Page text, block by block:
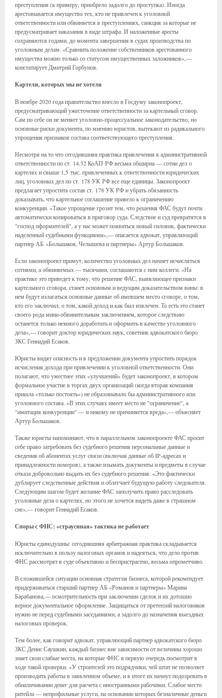
преступления (к примеру, приобрело задолго до проступка). Иногда
арестовывается имущество тех, кто не привлечен к уголовной
ответственности или обвиняется в преступлениях, санкция за которые не
предусматривает наказания в виде штрафа. И наложенные аресты
сохраняются годами, до момента завершения в судах производства по
уголовным делам. «Сравнить положение собственников арестованного
имущества можно только со статусом имущественных заложников»,—
констатирует Дмитрий Горбунов.
Картели, которых мы не хотели
В ноябре 2020 года правительство внесло в Госдуму законопроект,
предусматривающий ужесточение ответственности за картельный сговор.
Сам по себе он не меняет уголовно-процессуальное законодательство, но
основные риски документа, по мнению юристов, вытекают из радикального
упрощения признаков состава соответствующего преступления.
Несмотря на то что сегодняшняя практика привлечения к административной
ответственности по ст. 14.32 КоАП РФ весьма обширна — сотни дел о
картелях и свыше 1,5 тыс. привлеченных к ответственности юридических
лиц, уголовных дел по ст. 178 УК РФ все еще единицы. Законопроект
предлагает упростить состав ст. 178 УК РФ и убрать обязанность
доказывать, что картельное соглашение привело к ограничению
конкуренции. «Такое упрощение грозит тем, что решения ФАС будут почти
автоматически копироваться в приговор суда. Следствие и суд превратятся в
"господ оформителей", а у нас может появиться новый силовик, фактически
наделенный судебными функциями»,— опасается адвокат, управляющий
партнер АБ «Большаков, Челышева и партнеры» Артур Большаков.
Если законопроект примут, количество уголовных дел начнет исчисляться
сотнями, а обвиняемых — тысячами, соглашаются с ним коллеги. «На
практике это приведет к тому, что решение ФАС, выявляющее признаки
картельного сговора, станет основным и ведущим доказательством вины: в
нем будут излагаться основные данные об имевшем место сговоре, о том,
кто его заключил, о том, какой доход и как был извлечен. То есть это станет
своего рода мини-обвинительным заключением, которое следствию
останется только немного доработать и оформить в качестве уголовного
дела»,— говорит доктор юридических наук, советник адвокатского бюро
ЗКС Геннадий Есаков.
Юристы видят опасность и в предложении документа упростить порядок
исчисления дохода при привлечении к уголовной ответственности. Они
полагают, что уместнее этих «улучшений» будет законопроект, в котором
формальное участие в торгах двух организаций (когда вторая компания
пришла «только постоять») не образовывало бы административного или
уголовного состава. «В этих случаях имеет место не "ограничение", а
"имитация конкуренции" — и никому не причиняется вреда»,— объясняет
Артур Большаков.
Также юристы напоминают, что в параллельном законопроекте ФАС просит
себе право затребовать без судебного решения персональные данные и
сведения об абонентах услуг связи (включая данные об IP-адресах и
принадлежности номеров), а также изымать документы и предметы в случае
отказа добровольно выдать их без судебного решения. «Это фактически
дублирует следственные действия и облегчает будущую работу следователя.
Следующим шагом будет желание ФАС заполучить право расследовать
уголовные дела о картелях, но этого не хочется видеть даже в страшном
сне»,— говорит Геннадий Есаков.
Споры с ФНС: «страусиная» тактика не работает
Юристы единодушны: сегодняшняя арбитражная практика складывается
исключительно в пользу налоговых органов и надеяться, что дело против
ФНС рассмотрят в суде объективно и беспристрастно, весьма опрометчиво.
В сложившейся ситуации основная стратегия бизнеса, которой рекомендует
придерживаться старший партнер АБ «Романов и партнеры» Марина
Барабанова,— осмотрительность при заключении сделок и их дотошно
верное документальное оформление. Защищаться от претензий налоговиков
нужно не перед судебными заседаниями, а задолго до назначения выездных
налоговых проверок.
Тем более, как говорит адвокат, управляющий партнер адвокатского бюро
ЗКС Денис Саушкин, каждый бизнес вне зависимости от величины хорошо
знает свои слабые места, на которые ФНС в первую очередь посмотрит в
ходе такой проверки. «У строителей это подрядчики, чей штат не позволяет
производить работы в заявленном объеме, и в итоге их начнут подозревать в
обналичивании денег для расчета с иностранными рабочими. Слабое место
ритейла — непрофильные услуги, на основании которых безналичные деньги